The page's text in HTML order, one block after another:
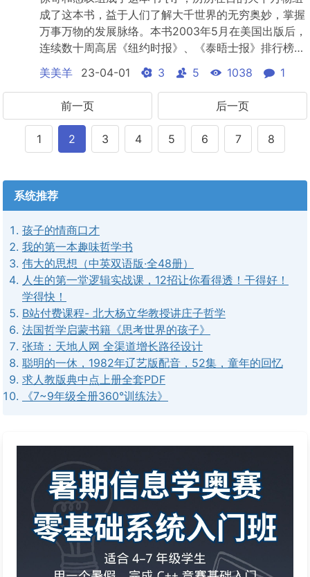
成了这本书，益于人们了解大千世界的无穷奥妙，掌握
万事万物的发展脉络。本书2003年5月在美国出版后，
连续数十周高居《纽约时报》、《泰晤士报》排行榜最
前列，荣登亚马逊网站2003年度十大畅销书之列，在
年度科学图书排行榜中，本书更是勇夺桂冠!
美美羊 23-04-01 3 5 1038 1
前一页 后一页
1 2 3 4 5 6 7 8
系统推荐
孩子的情商口才
我的第一本趣味哲学书
伟大的思想（中英双语版·全48册）
人生的第一堂逻辑实战课，12招让你看得透！干得好！
学得快！
B站付费课程- 北大杨立华教授讲庄子哲学
法国哲学启蒙书籍《思考世界的孩子》
张琦：天地人网 全渠道增长路径设计
聪明的一休，1982年辽艺版配音，52集，童年的回忆
求人教版典中点上册全套PDF
《7~9年级全册360°训练法》